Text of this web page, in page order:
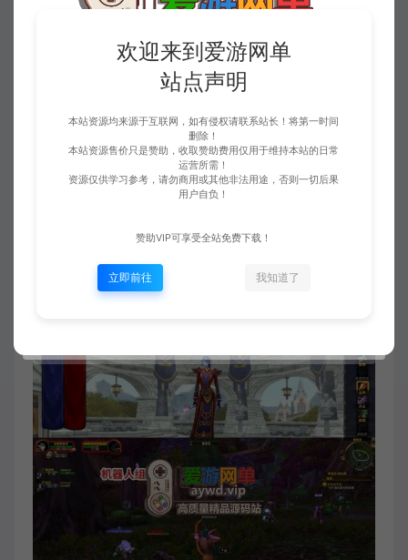
欢迎来到爱游网单
站点声明
本站资源均来源于互联网，如有侵权请联系站长！将第一时间
删除！
本站资源售价只是赞助，收取赞助费用仅用于维持本站的日常
运营所需！
资源仅供学习参考，请勿商用或其他非法用途，否则一切后果
用户自负！
赞助VIP可享受全站免费下载！
立即前往 我知道了